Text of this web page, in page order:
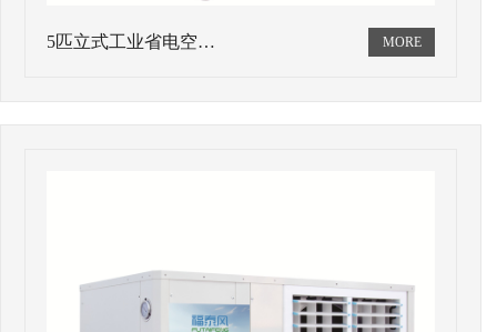
5匹立式工业省电空…